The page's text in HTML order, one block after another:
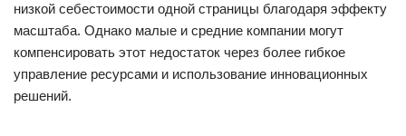
низкой себестоимости одной страницы благодаря эффекту
масштаба. Однако малые и средние компании могут
компенсировать этот недостаток через более гибкое
управление ресурсами и использование инновационных
решений.